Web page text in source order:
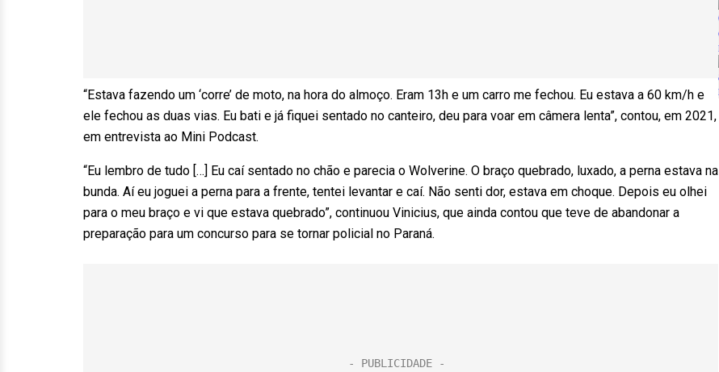
“Estava fazendo um ‘corre’ de moto, na hora do almoço. Eram 13h e um carro me fechou. Eu estava a 60 km/h e
ele fechou as duas vias. Eu bati e já fiquei sentado no canteiro, deu para voar em câmera lenta”, contou, em 2021,
em entrevista ao Mini Podcast.
“Eu lembro de tudo […] Eu caí sentado no chão e parecia o Wolverine. O braço quebrado, luxado, a perna estava na
bunda. Aí eu joguei a perna para a frente, tentei levantar e caí. Não senti dor, estava em choque. Depois eu olhei
para o meu braço e vi que estava quebrado”, continuou Vinicius, que ainda contou que teve de abandonar a
preparação para um concurso para se tornar policial no Paraná.